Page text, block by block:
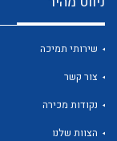
לכל מוצרי היצרן
שירותי תמיכה
צור קשר
נקודות מכירה
הצוות שלנו